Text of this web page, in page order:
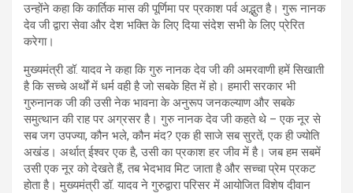
उन्होंने कहा कि कार्तिक मास की पूर्णिमा पर प्रकाश पर्व अद्भुत है। गुरू नानक
देव जी द्वारा सेवा और देश भक्ति के लिए दिया संदेश सभी के लिए प्रेरित
करेगा।
मुख्यमंत्री डॉ. यादव ने कहा कि गुरु नानक देव जी की अमरवाणी हमें सिखाती
है कि सच्चे अर्थों में धर्म वही है जो सबके हित में हो। हमारी सरकार भी
गुरुनानक जी की उसी नेक भावना के अनुरूप जनकल्याण और सबके
समुत्थान की राह पर अग्रसर है। गुरु नानक देव जी कहते थे – एक नूर से
सब जग उपज्या, कौन भले, कौन मंद? एक ही साजे सब सुरतें, एक ही ज्योति
अखंड। अर्थात् ईश्वर एक है, उसी का प्रकाश हर जीव में है। जब हम सबमें
उसी एक नूर को देखते हैं, तब भेदभाव मिट जाता है और सच्चा प्रेम प्रकट
होता है। मुख्यमंत्री डॉ. यादव ने गुरुद्वारा परिसर में आयोजित विशेष दीवान